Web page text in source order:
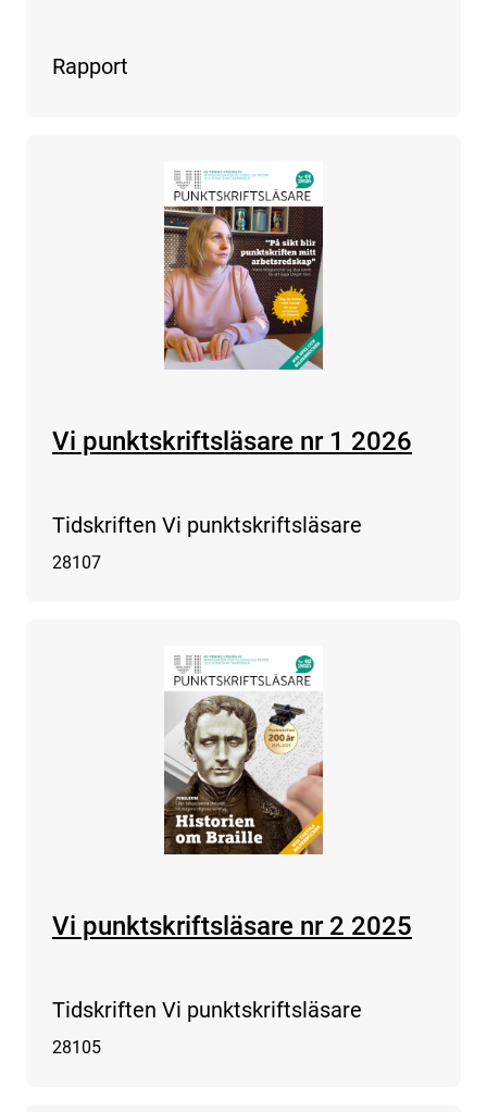
Rapport
Vi punktskriftsläsare nr 1 2026
Tidskriften Vi punktskriftsläsare
28107
Vi punktskriftsläsare nr 2 2025
Tidskriften Vi punktskriftsläsare
28105